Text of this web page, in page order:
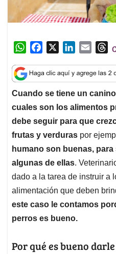
W
a
t
s
A
p
p
c
e
b
o
o
k
n
k
e
d
I
n
a
i
l
T
r
e
a
d
s
Cuando se tiene un
cuales son los alimentos
debe seguir para que
frutas y verduras por
humano son buenas,
algunas de ellas.
dado a la tarea de instruir a
alimentación que deben
este caso le contamos
perros es bueno.
Por qué es bueno